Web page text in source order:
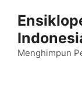
Menghimpun